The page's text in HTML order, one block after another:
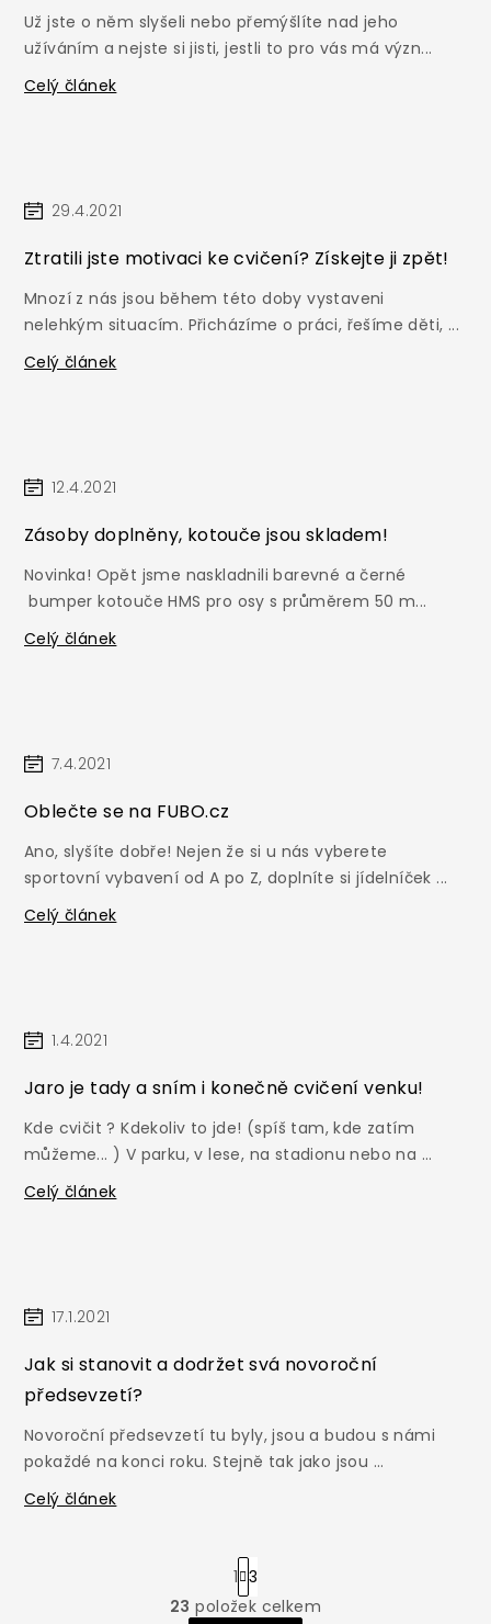
Už jste o něm slyšeli nebo přemýšlíte nad jeho
užíváním a nejste si jisti, jestli to pro vás má význ...
Celý článek
Ztratili jste motivaci ke cvičení? Získejte ji zpět!
29.4.2021
Mnozí z nás jsou během této doby vystaveni
nelehkým situacím. Přicházíme o práci, řešíme děti, ...
Celý článek
Zásoby doplněny, kotouče jsou skladem!
12.4.2021
Novinka! Opět jsme naskladnili barevné a černé
bumper kotouče HMS pro osy s průměrem 50 m...
Celý článek
Oblečte se na FUBO.cz
7.4.2021
Ano, slyšíte dobře! Nejen že si u nás vyberete
sportovní vybavení od A po Z, doplníte si jídelníček ...
Celý článek
Jaro je tady a sním i konečně cvičení venku!
1.4.2021
Kde cvičit ? Kdekoliv to jde! (spíš tam, kde zatím
můžeme... ) V parku, v lese, na stadionu nebo na ...
Celý článek
Jak si stanovit a dodržet svá novoroční
předsevzetí?
17.1.2021
Novoroční předsevzetí tu byly, jsou a budou s námi
pokaždé na konci roku. Stejně tak jako jsou ...
Celý článek
O
S
t
r
1 3
23 položek celkem